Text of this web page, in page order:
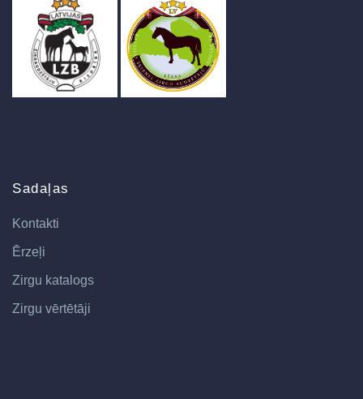
Sadaļas
Kontakti
Ērzeļi
Zirgu katalogs
Zirgu vērtētāji